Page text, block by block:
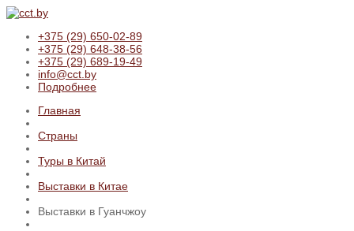
+375 (29) 650-02-89
+375 (29) 648-38-56
+375 (29) 689-19-49
info@cct.by
Подробнее
Главная
Страны
Туры в Китай
Выставки в Китае
Выставки в Гуанчжоу